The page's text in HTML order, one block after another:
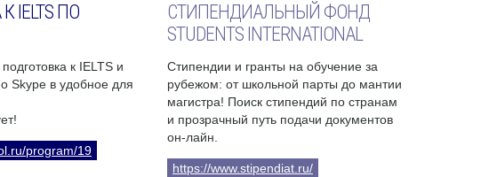
IELTS ПО
к IELTS и
Skype в удобное для
program/19
СТИПЕНДИАЛЬНЫЙ ФОНД
STUDENTS INTERNATIONAL
Стипендии и гранты на обучение за
рубежом: от школьной парты до мантии
магистра! Поиск стипендий по странам
и прозрачный путь подачи документов
он-лайн.
https://www.stipendiat.ru/